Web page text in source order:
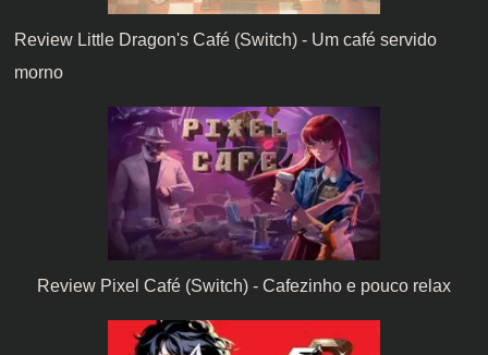
Review Little Dragon's Café (Switch) - Um café servido
morno
Review Pixel Café (Switch) - Cafezinho e pouco relax